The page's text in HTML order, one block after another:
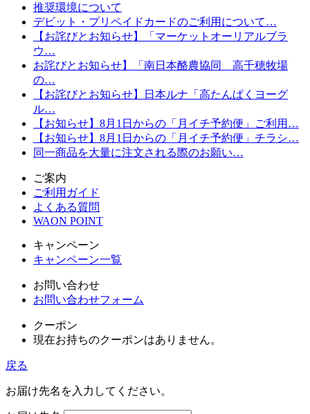
推奨環境について
デビット・プリペイドカードのご利用について…
【お詫びとお知らせ】「マーケットオーリアルブラ
ウ…
お詫びとお知らせ】「南日本酪農協同 高千穂牧場
の…
【お詫びとお知らせ】日本ルナ「高たんぱくヨーグ
ル…
【お知らせ】8月1日からの「月イチ予約便」ご利用…
【お知らせ】8月1日からの「月イチ予約便」チラシ…
同一商品を大量に注文される際のお願い…
ご案内
ご利用ガイド
よくある質問
WAON POINT
キャンペーン
キャンペーン一覧
お問い合わせ
お問い合わせフォーム
クーポン
現在お持ちのクーポンはありません。
戻る
お届け先名を入力してください。